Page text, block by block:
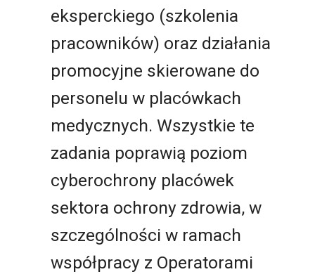
eksperckiego (szkolenia
pracowników) oraz działania
promocyjne skierowane do
personelu w placówkach
medycznych. Wszystkie te
zadania poprawią poziom
cyberochrony placówek
sektora ochrony zdrowia, w
szczególności w ramach
współpracy z Operatorami